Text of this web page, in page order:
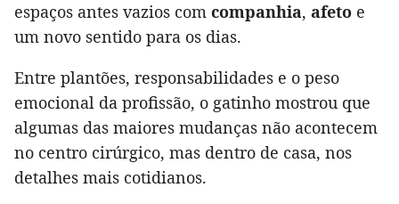
espaços antes vazios com companhia, afeto e
um novo sentido para os dias.
Entre plantões, responsabilidades e o peso
emocional da profissão, o gatinho mostrou que
algumas das maiores mudanças não acontecem
no centro cirúrgico, mas dentro de casa, nos
detalhes mais cotidianos.